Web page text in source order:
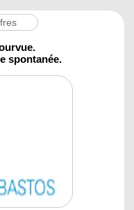
spontanée.